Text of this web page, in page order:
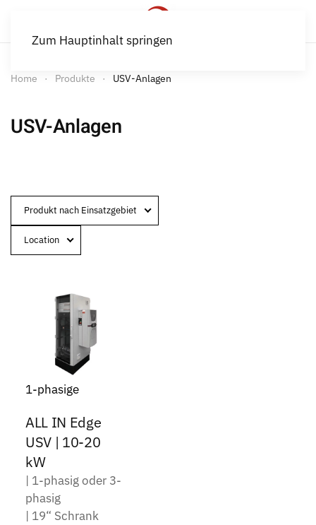
Zum Hauptinhalt springen
Home Produkte USV-Anlagen
USV-Anlagen
Produkt nach Einsatzgebiet
Location
1-phasige
ALL IN Edge
USV | 10-20
kW
| 1-phasig oder 3-
phasig
| 19“ Schrank